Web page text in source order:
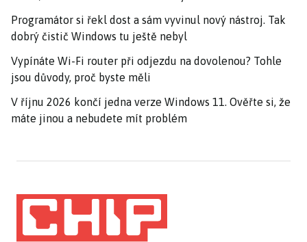
Programátor si řekl dost a sám vyvinul nový nástroj. Tak
dobrý čistič Windows tu ještě nebyl
Vypínáte Wi-Fi router při odjezdu na dovolenou? Tohle
jsou důvody, proč byste měli
V říjnu 2026 končí jedna verze Windows 11. Ověřte si, že
máte jinou a nebudete mít problém